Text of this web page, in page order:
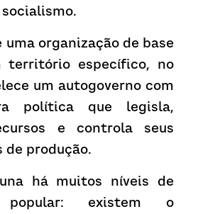
uma organização de base
território específico, no
um autogoverno com
política que legisla,
e controla seus
de produção.
há muitos níveis de
popular: existem o